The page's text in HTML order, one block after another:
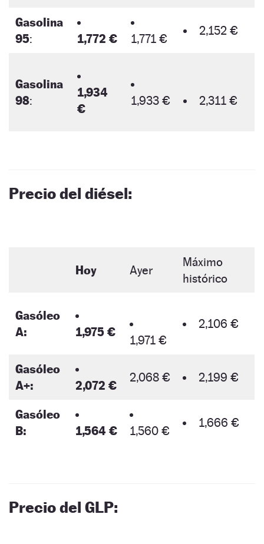
Gasolina
95: 1,772 € 1,771 €
2,152 €
Gasolina
98:
1,934
€
1,933 € 2,311 €
Precio del diésel:
Hoy Ayer
Máximo
histórico
Gasóleo
A:
1,975 €
1,971 €
2,106 €
Gasóleo
A+:
2,072 €
2,068 € 2,199 €
Gasóleo
B:
1,564 € 1,560 €
1,666 €
Precio del GLP: